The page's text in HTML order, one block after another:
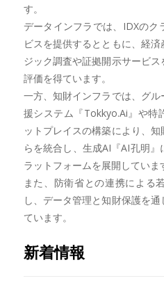
す。
データインフラでは、IDXのク
ビスを提供するとともに、経
ジック調査や証拠開示サービ
評価を得ています。
一方、知財インフラでは、グ
援システム『Tokkyo.Ai』や特
ットプレイスの構築により、
らを統合し、生成AI『AI孔明
ラットフォームを展開していま
また、防衛省との連携による
し、データ管理と知財保護を
ています。
新着情報